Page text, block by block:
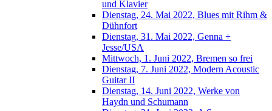
und Klavier
Dienstag, 24. Mai 2022, Blues mit Rihm &
Dühnfort
Dienstag, 31. Mai 2022, Genna +
Jesse/USA
Mittwoch, 1. Juni 2022, Bremen so frei
Dienstag, 7. Juni 2022, Modern Acoustic
Guitar II
Dienstag, 14. Juni 2022, Werke von
Haydn und Schumann